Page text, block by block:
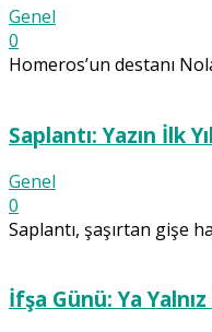
Genel
0
Homeros’un destanı
Saplantı: Yazın İlk
Genel
0
Saplantı, şaşırtan gişe
İfşa Günü: Ya